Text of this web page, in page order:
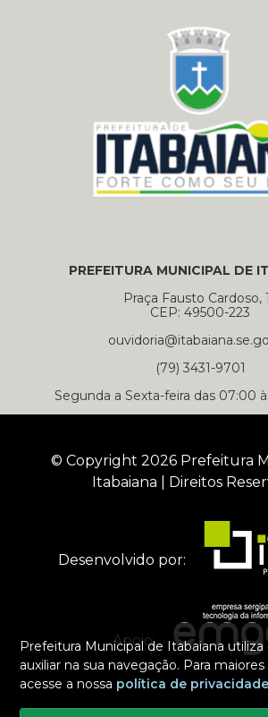
Prefeitura Municipal de Itabaiana utiliza
auxiliar na sua navegação. Para
acesse a nossa política de
PREFEITURA MUNICIPAL DE
Praça Fausto Cardoso,
CEP: 49500-223
(79) 3431-9701
Segunda a Sexta-feira das 07:00
© Copyright 2026 Prefeitura
Itabaiana | Direitos
Desenvolvido por:
Apoio: